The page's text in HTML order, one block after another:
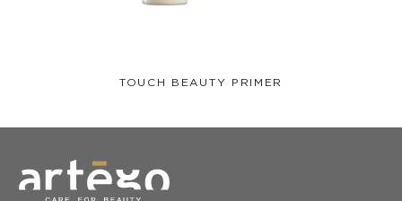
TOUCH BEAUTY PRIMER